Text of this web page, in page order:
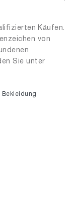
Käufen.
von
Sie unter
Bekleidung